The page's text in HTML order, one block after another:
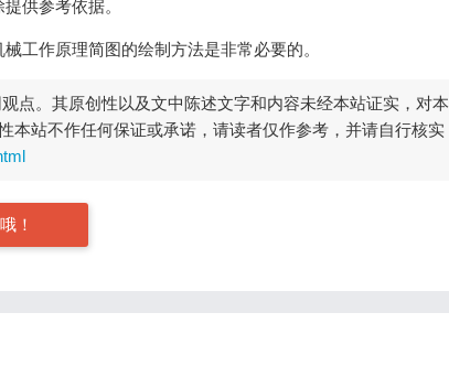
供参考依据。
工作原理简图的绘制方法是非常必要的。
点。其原创性以及文中陈述文字和内容未经本站证实，对本
本站不作任何保证或承诺，请读者仅作参考，并请自行核实
！